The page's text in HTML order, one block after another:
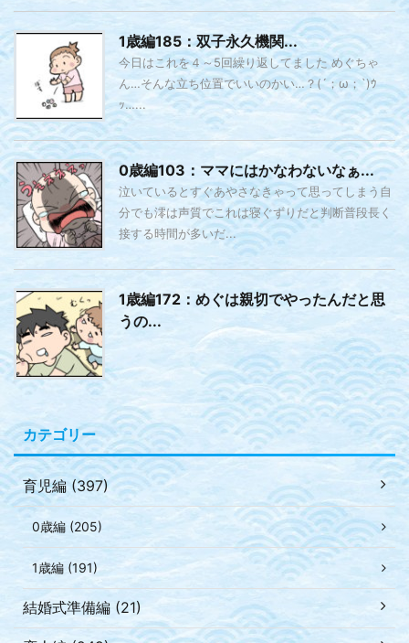
1歳編185：双子永久機関...
今日はこれを４～5回繰り返してました めぐちゃ
ん…そんな立ち位置でいいのかい…？(´；ω；`)ｳ
ｯ…...
0歳編103：ママにはかなわないなぁ...
泣いているとすぐあやさなきゃって思ってしまう自
分でも澪は声質でこれは寝ぐずりだと判断普段長く
接する時間が多いだ...
1歳編172：めぐは親切でやったんだと思
うの...
カテゴリー
育児編 (397)
0歳編 (205)
1歳編 (191)
結婚式準備編 (21)